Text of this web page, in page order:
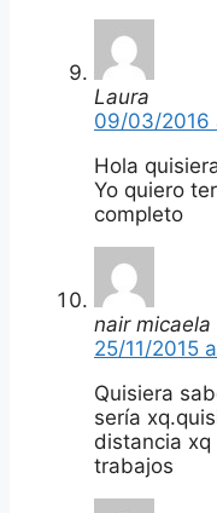
Laura
09/03/2016
Hola
Yo quiero
completo
nair micaela
25/11/2015
Quisiera
sería
distancia xq
trabajos